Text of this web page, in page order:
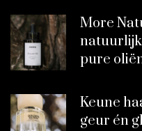
More
pure
Keune
geur én